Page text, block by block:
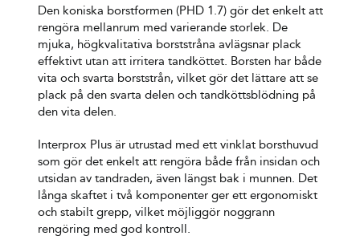
Den koniska borstformen (PHD 1.7) gör det enkelt att
rengöra mellanrum med varierande storlek. De
mjuka, högkvalitativa borststråna avlägsnar plack
effektivt utan att irritera tandköttet. Borsten har både
vita och svarta borststrån, vilket gör det lättare att se
plack på den svarta delen och tandköttsblödning på
den vita delen.
Interprox Plus är utrustad med ett vinklat borsthuvud
som gör det enkelt att rengöra både från insidan och
utsidan av tandraden, även längst bak i munnen. Det
långa skaftet i två komponenter ger ett ergonomiskt
och stabilt grepp, vilket möjliggör noggrann
rengöring med god kontroll.